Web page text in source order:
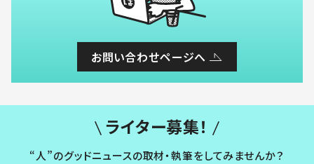
お問い合わせページへ
ライター募集！
“人”のグッドニュースの取材・執筆をしてみませんか？